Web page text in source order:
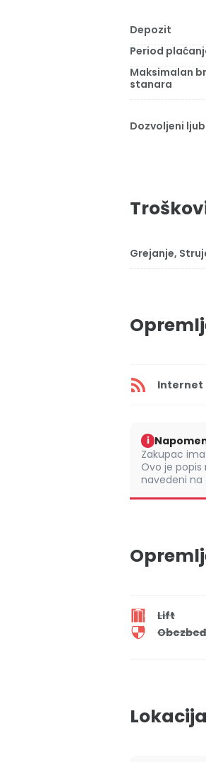
Depozit
Period
Maksimalan
stanara
Dozvoljeni
Grejanje,
Internet
i
Zakupac
Ovo je
navedeni na
Lift
Lokacija